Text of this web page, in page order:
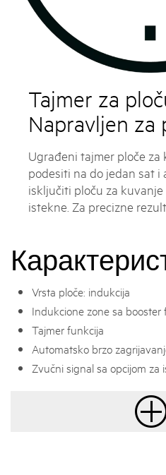
Tajmer za
Napravljen za
Ugrađeni tajmer ploče za
podesiti na do jedan sat i
isključiti ploču za
istekne. Za precizne
Vrsta ploče: indukcija
Indukcione zone sa booster
Tajmer funkcija
Automatsko brzo
Zvučni signal sa opcijom za